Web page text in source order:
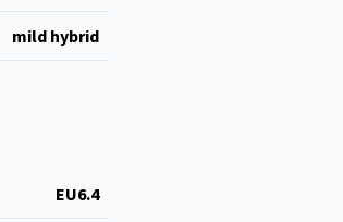
mild hybrid
EU6.4